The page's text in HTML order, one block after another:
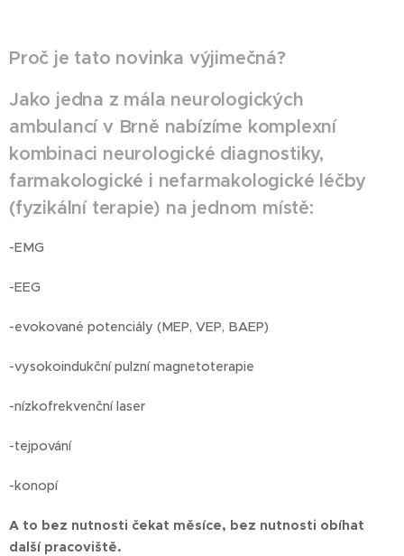
Proč je tato novinka výjimečná?
Jako jedna z mála neurologických
ambulancí v Brně nabízíme komplexní
kombinaci neurologické diagnostiky,
farmakologické i nefarmakologické léčby
(fyzikální terapie) na jednom místě:
-EMG
-EEG
-evokované potenciály (MEP, VEP, BAEP)
-vysokoindukční pulzní magnetoterapie
-nízkofrekvenční laser
-tejpování
-konopí
A to bez nutnosti čekat měsíce, bez nutnosti obíhat
další pracoviště.